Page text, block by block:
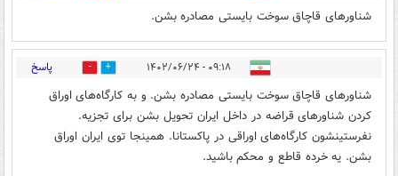
شناورهای قاچاق سوخت بایستی مصادره بشن.
۰۹:۱۸ - ۱۴۰۲/۰۶/۲۴ 2 پاسخ
شناورهای قاچاق سوخت بایستی مصادره بشن. و به کارگاه‌های اوراق
کردن شناورهای قراضه در داخل ایران تحویل بشن برای تجزیه.
نفرستینشون کارگاه‌های اوراقی در پاکستانا. همینجا توی ایران اوراق
بشن. یه خرده قاطع و محکم باشید.